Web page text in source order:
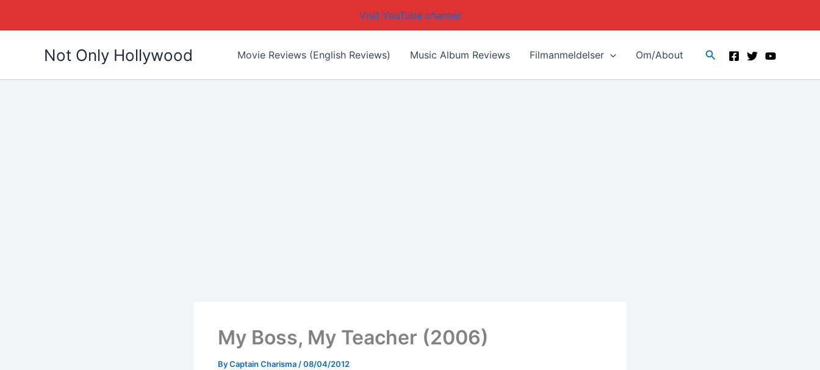
Visit YouTube channel
Not Only Hollywood Movie Reviews (English Reviews) Music Album Reviews Filmanmeldelser Om/About Search
My Boss, My Teacher (2006)
ByCaptain Charisma/08/04/2012